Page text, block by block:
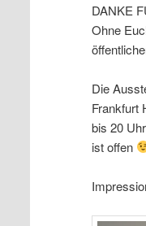
DANKE
Ohne
Die
Frankfurt
bis 20
ist offen